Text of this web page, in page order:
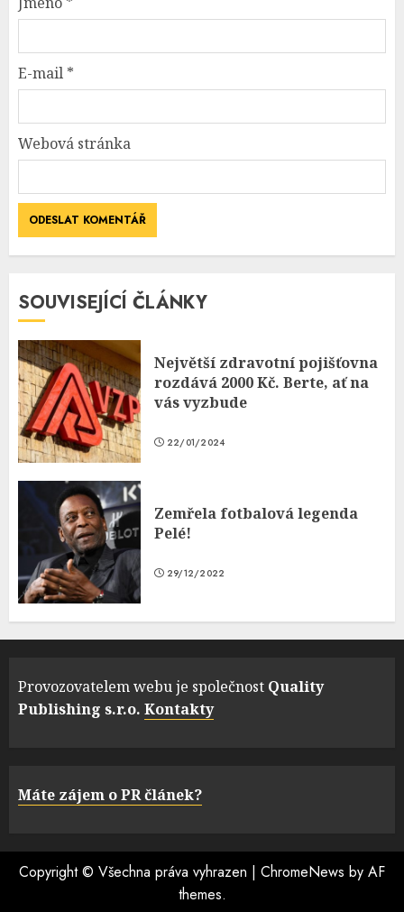
E-mail *
Webová stránka
SOUVISEJÍCÍ ČLÁNKY
Největší zdravotní pojišťovna
rozdává 2000 Kč. Berte, ať na
vás vyzbude
22/01/2024
Zemřela fotbalová legenda
Pelé!
29/12/2022
Provozovatelem webu je společnost Quality
Publishing s.r.o. Kontakty
Máte zájem o PR článek?
Copyright © Všechna práva vyhrazen | ChromeNews by AF
themes.